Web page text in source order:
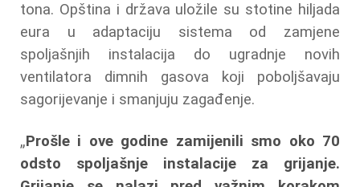
tona. Opština i država uložile su stotine hiljada
eura u adaptaciju sistema od zamjene
spoljašnjih instalacija do ugradnje novih
ventilatora dimnih gasova koji poboljšavaju
sagorijevanje i smanjuju zagađenje.
„Prošle i ove godine zamijenili smo oko 70
odsto spoljašnje instalacije za grijanje.